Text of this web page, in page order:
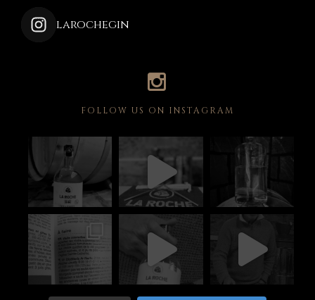
larochegin
FOLLOW US ON INSTAGRAM